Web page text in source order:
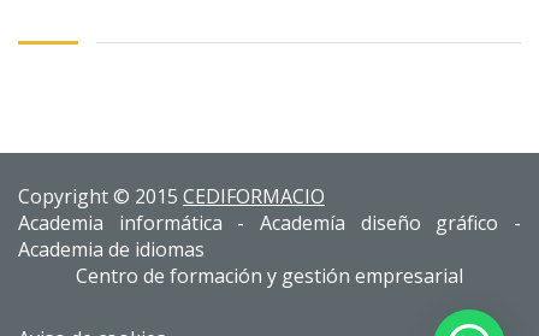
Copyright © 2015 CEDIFORMACIO
Academia informática - Academía diseño gráfico -
Academia de idiomas
Centro de formación y gestión empresarial